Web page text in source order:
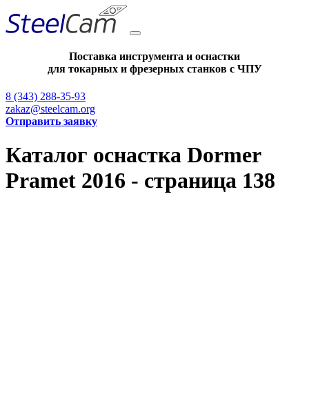
Поставка инструмента и оснастки
для токарных и фрезерных станков с ЧПУ
8 (343) 288-35-93
zakaz@steelcam.org
Отправить заявку
Каталог оснастка Dormer
Pramet 2016 - страница 138